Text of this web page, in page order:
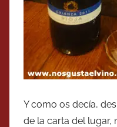
Y como os decía,
de la carta del lugar,